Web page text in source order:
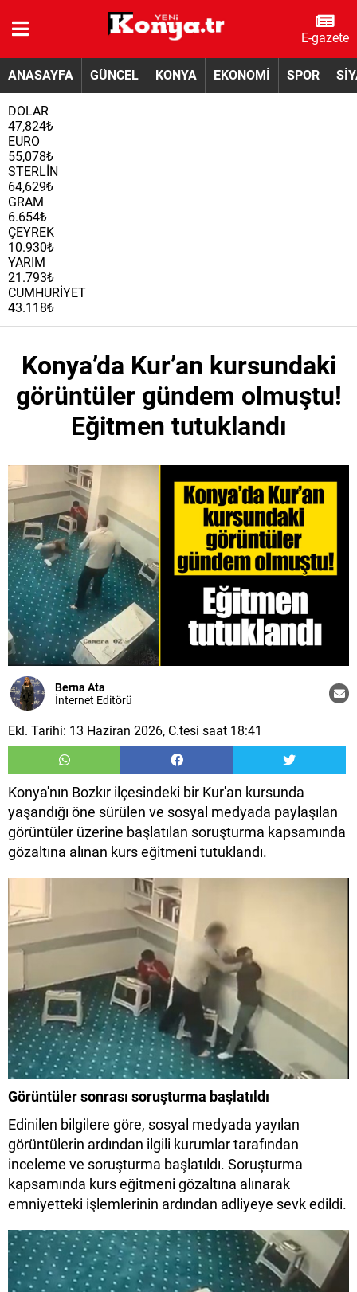
E-gazete
ANASAYFA GÜNCEL KONYA EKONOMİ SPOR
DOLAR
47,824₺
EURO
55,078₺
STERLİN
64,629₺
GRAM
6.654₺
ÇEYREK
10.930₺
YARIM
21.793₺
CUMHURİYET
43.118₺
Konya’da Kur’an kursundaki
görüntüler gündem olmuştu!
Eğitmen tutuklandı
Berna Ata
İnternet Editörü
Ekl. Tarihi: 13 Haziran 2026, C.tesi saat 18:41
Konya'nın Bozkır ilçesindeki bir Kur'an kursunda
yaşandığı öne sürülen ve sosyal medyada paylaşılan
görüntüler üzerine başlatılan soruşturma kapsamında
gözaltına alınan kurs eğitmeni tutuklandı.
Görüntüler sonrası soruşturma başlatıldı
Edinilen bilgilere göre, sosyal medyada yayılan
görüntülerin ardından ilgili kurumlar tarafından
inceleme ve soruşturma başlatıldı. Soruşturma
kapsamında kurs eğitmeni gözaltına alınarak
emniyetteki işlemlerinin ardından adliyeye sevk edildi.